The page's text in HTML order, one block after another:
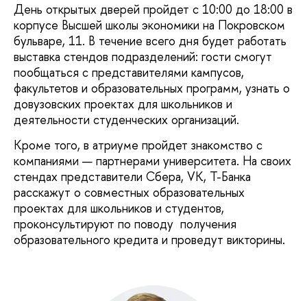
День открытых дверей пройдет с 10:00 до 18:00 в
корпусе Высшей школы экономики на Покровском
бульваре, 11. В течение всего дня будет работать
выставка стендов подразделений: гости смогут
пообщаться с представителями кампусов,
факультетов и образовательных программ, узнать о
довузовских проектах для школьников и
деятельности студенческих организаций.
Кроме того, в атриуме пройдет знакомство с
компаниями — партнерами университета. На своих
стендах представители Сбера, VK, Т-Банка
расскажут о совместных образовательных
проектах для школьников и студентов,
проконсультируют по поводу получения
образовательного кредита и проведут викторины.